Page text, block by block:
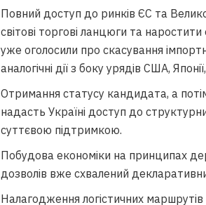
Повний доступ до ринків ЄС та
світові торгові ланцюги та
уже оголосили про скасування
аналогічні дії з боку урядів США,
Отримання статусу кандидата, а
надасть Україні доступ до
суттєвою підтримкою.
Побудова економіки на принципах
дозволів вже схвалений
Налагодження логістичних